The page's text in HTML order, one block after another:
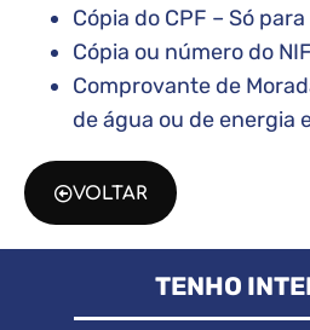
Cópia do CPF – Só
Cópia ou número do NIF
Comprovante de
de água ou de energia
VOLTAR
TENHO